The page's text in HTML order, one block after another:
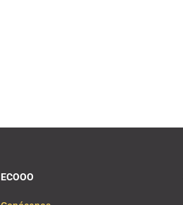
ECOOO